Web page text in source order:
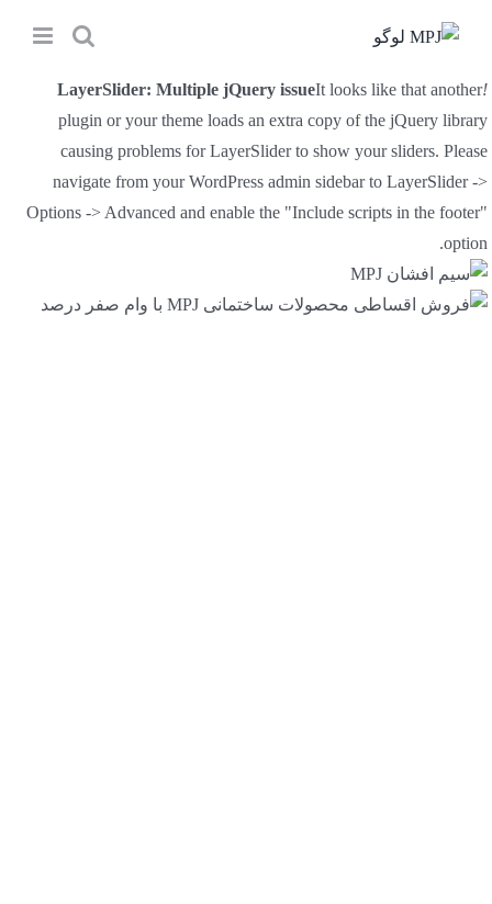
!
LayerSlider: Multiple jQuery issueIt looks like that another
plugin or your theme loads an extra copy of the jQuery library
causing problems for LayerSlider to show your sliders. Please
navigate from your WordPress admin sidebar to LayerSlider ->
Options -> Advanced and enable the "Include scripts in the footer"
option.